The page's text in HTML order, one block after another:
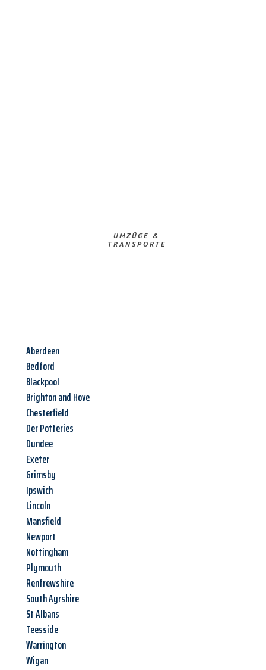
UMZÜGE &
TRANSPORTE
Aberdeen
Bedford
Blackpool
Brighton and Hove
Chesterfield
Der Potteries
Dundee
Exeter
Grimsby
Ipswich
Lincoln
Mansfield
Newport
Nottingham
Plymouth
Renfrewshire
South Ayrshire
St Albans
Teesside
Warrington
Wigan